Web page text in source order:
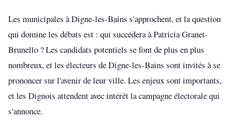
Les municipales à Digne-les-Bains s'approchent, et la question
qui domine les débats est : qui succédera à Patricia Granet-
Brunello ? Les candidats potentiels se font de plus en plus
nombreux, et les électeurs de Digne-les-Bains sont invités à se
prononcer sur l'avenir de leur ville. Les enjeux sont importants,
et les Dignois attendent avec intérêt la campagne électorale qui
s'annonce.